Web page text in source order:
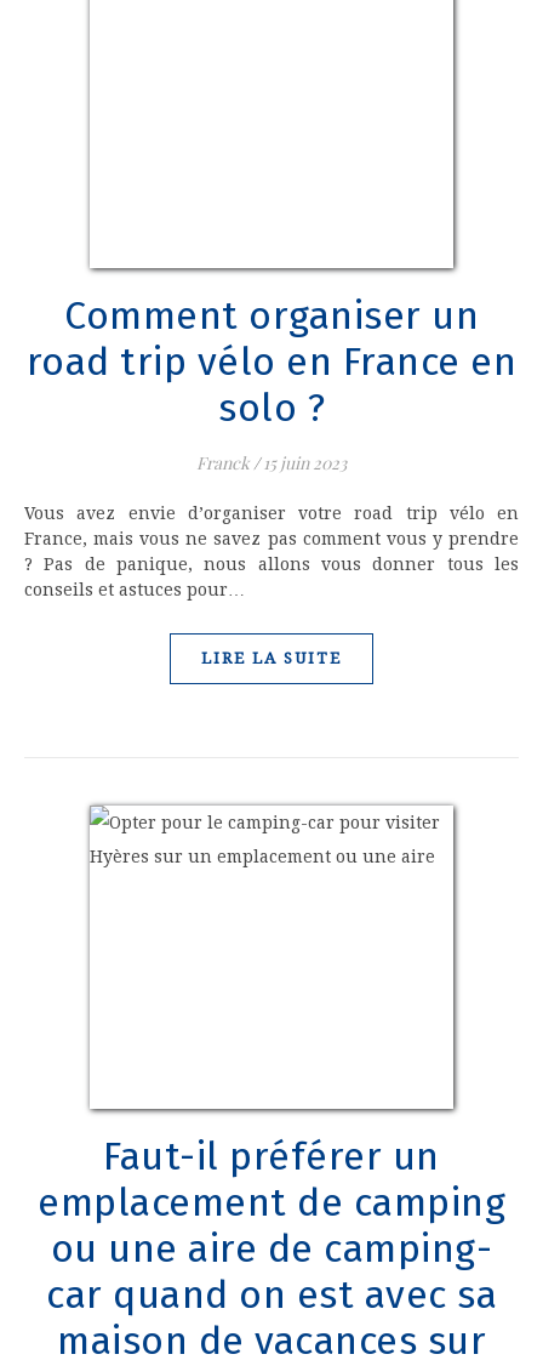
Comment organiser un
road trip vélo en France en
solo ?
Franck/ 15 juin 2023
Vous avez envie d’organiser votre road trip vélo en
France, mais vous ne savez pas comment vous y prendre
? Pas de panique, nous allons vous donner tous les
conseils et astuces pour…
LIRE LA SUITE
Faut-il préférer un
emplacement de camping
ou une aire de camping-
car quand on est avec sa
maison de vacances sur